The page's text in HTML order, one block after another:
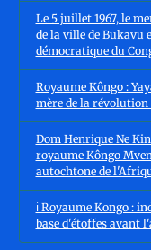
Le 5 juillet 1967, le
de la ville de Bukavu
démocratique du
Royaume Kôngo :
mère de la
Dom Henrique Ne
royaume Kôngo
autochtone de
ℹ️ Royaume Kongo :
base d'étoffes avant